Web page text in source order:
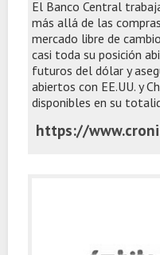
El Banco Central
más allá de las
mercado libre de
casi toda su posición
futuros del dólar y
abiertos con EE.UU. y
disponibles en su